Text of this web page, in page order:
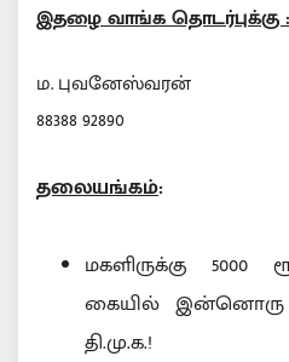
இதழை வாங்க தொடர்புக்கு :
ம. புவனேஸ்வரன்
88388 92890
தலையங்கம்:
மகளிருக்கு 5000
கையில் இன்னொரு
தி.மு.க.!